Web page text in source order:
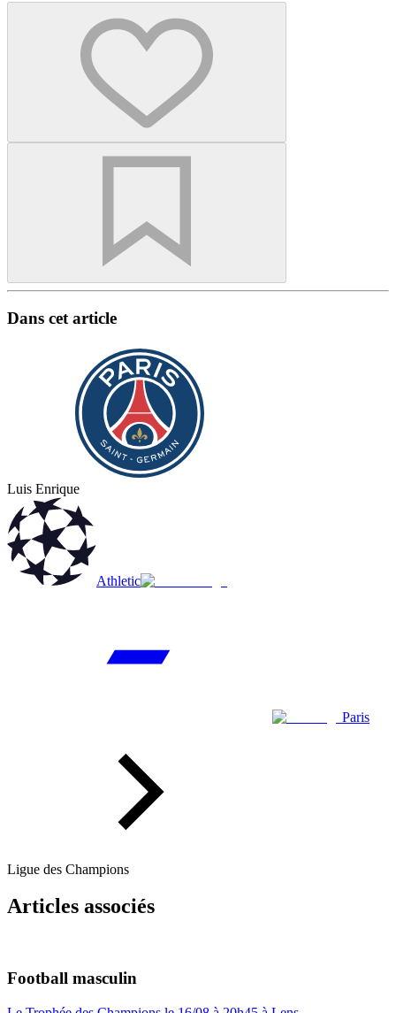
Dans cet article
Luis Enrique
Athletic
Paris
Ligue des Champions
Articles associés
Football masculin